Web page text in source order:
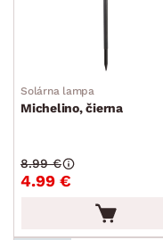
Solárna lampa
Michelino, čierna
4.99 €
8.99 €